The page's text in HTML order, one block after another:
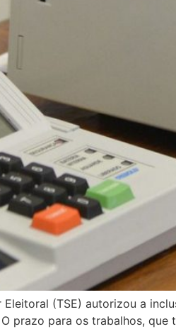
Eleitoral (TSE) autorizou a
prazo para os trabalhos,